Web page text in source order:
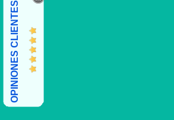
OPINIONES CLIENTES